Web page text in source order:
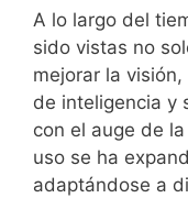
A lo largo del
sido vistas no
mejorar la
de inteligencia y
con el auge de
uso se ha
adaptándose a